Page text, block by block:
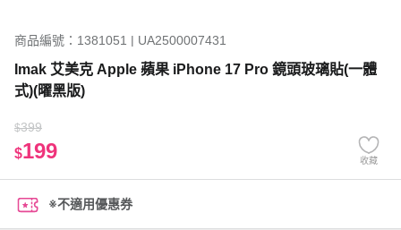
商品編號：1381051 | UA2500007431
Imak 艾美克 Apple 蘋果 iPhone 17 Pro 鏡頭玻璃貼(一體
式)(曜黑版)
$399
$199 收藏
※不適用優惠券